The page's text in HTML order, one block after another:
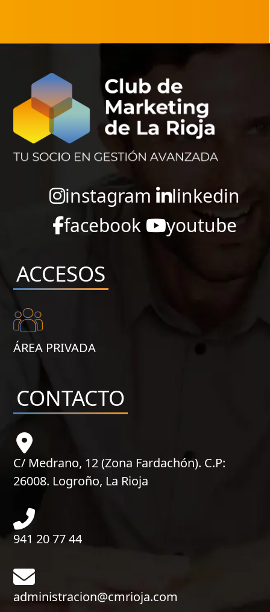
instagram
linkedin
facebook
youtube
ACCESOS
ÁREA PRIVADA
CONTACTO
C/ Medrano, 12 (Zona Fardachón). C.P:
26008. Logroño, La Rioja
941 20 77 44
administracion@cmrioja.com